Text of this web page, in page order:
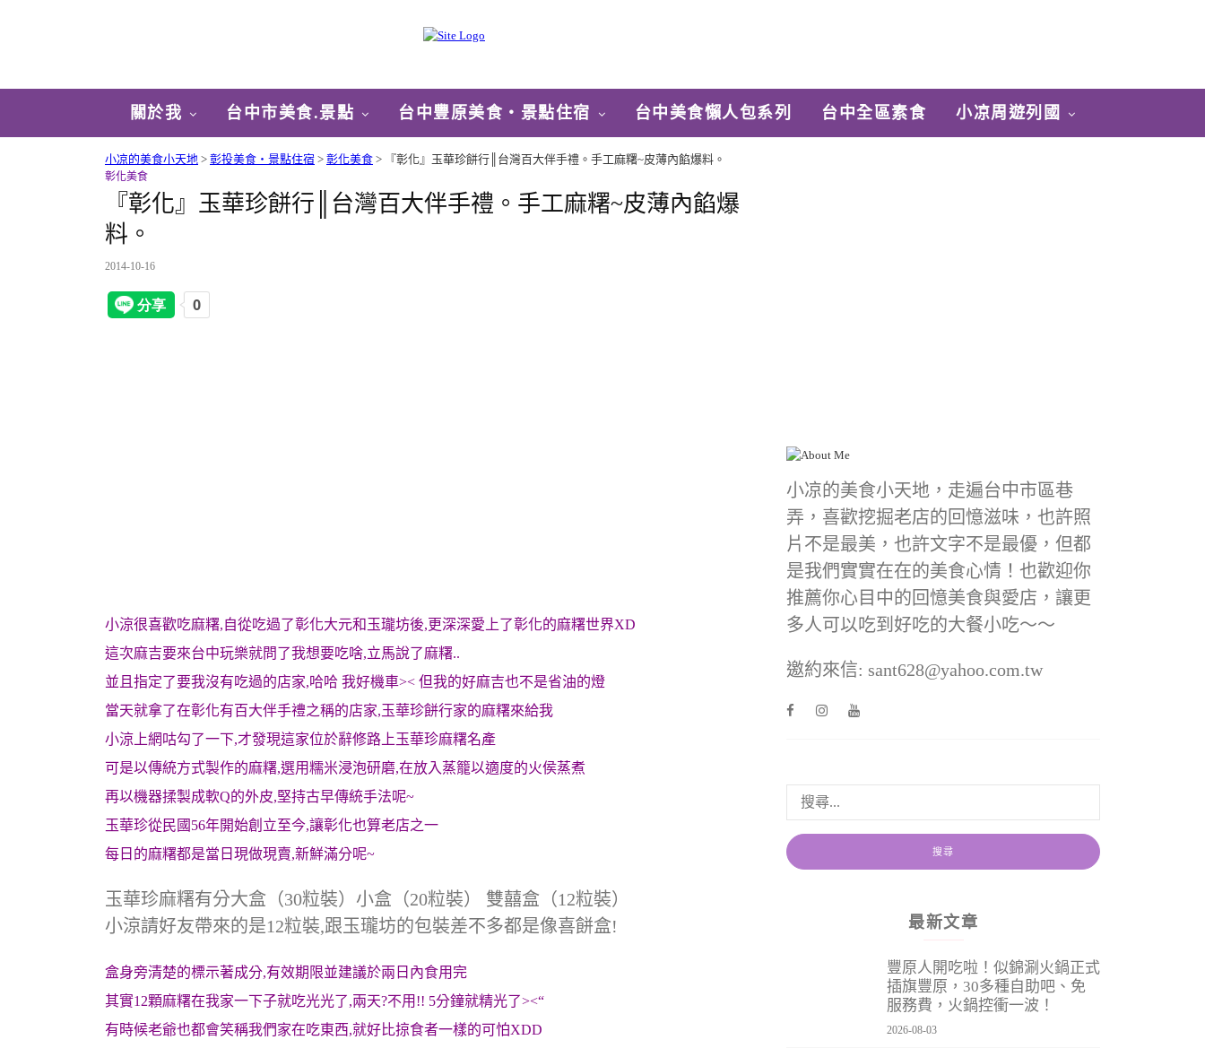
關於我 台中市美食.景點 台中豐原美食‧景點住宿 台中美食懶人包系列 台中全區素食 小凉周遊列國
小凉的美食小天地 > 彰投美食‧景點住宿 > 彰化美食 > 『彰化』玉華珍餅行║台灣百大伴手禮。手工麻糬~皮薄內餡爆料。
彰化美食
『彰化』玉華珍餅行║台灣百大伴手禮。手工麻糬~皮薄內餡爆
料。
2014-10-16
小涼很喜歡吃麻糬,自從吃過了彰化大元和玉瓏坊後,更深深愛上了彰化的麻糬世界XD
這次麻吉要來台中玩樂就問了我想要吃啥,立馬說了麻糬..
並且指定了要我沒有吃過的店家,哈哈 我好機車>< 但我的好麻吉也不是省油的燈
當天就拿了在彰化有百大伴手禮之稱的店家,玉華珍餅行家的麻糬來給我
小涼上網咕勾了一下,才發現這家位於辭修路上玉華珍麻糬名產
可是以傳統方式製作的麻糬,選用糯米浸泡研磨,在放入蒸籠以適度的火侯蒸煮
再以機器揉製成軟Q的外皮,堅持古早傳統手法呢~
玉華珍從民國56年開始創立至今,讓彰化也算老店之一
每日的麻糬都是當日現做現賣,新鮮滿分呢~
玉華珍麻糬有分大盒（30粒裝）小盒（20粒裝） 雙囍盒（12粒裝）
小涼請好友帶來的是12粒裝,跟玉瓏坊的包裝差不多都是像喜餅盒!
盒身旁清楚的標示著成分,有效期限並建議於兩日內食用完
其實12顆麻糬在我家一下子就吃光光了,兩天?不用!! 5分鐘就精光了><“
有時候老爺也都會笑稱我們家在吃東西,就好比掠食者一樣的可怕XDD
小凉的美食小天地，走遍台中市區巷
弄，喜歡挖掘老店的回憶滋味，也許照
片不是最美，也許文字不是最優，但都
是我們實實在在的美食心情！也歡迎你
推薦你心目中的回憶美食與愛店，讓更
多人可以吃到好吃的大餐小吃～～
邀約來信: sant628@yahoo.com.tw
最新文章
豐原人開吃啦！似錦涮火鍋正式
插旗豐原，30多種自助吧、免
服務費，火鍋控衝一波！
2026-08-03